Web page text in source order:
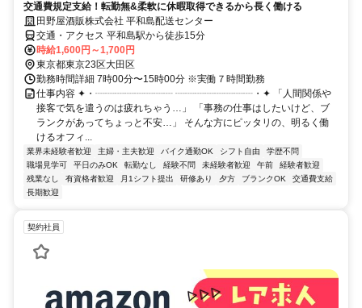
交通費規定支給！転勤無&柔軟に休暇取得できるから長く働ける
田野屋酒販株式会社 平和島配送センター
交通・アクセス 平和島駅から徒歩15分
時給1,600円～1,700円
東京都東京23区大田区
勤務時間詳細 7時00分〜15時00分 ※実働７時間勤務
仕事内容 ✦・┈┈┈┈┈┈┈┈ ┈┈┈┈┈┈┈┈・✦ 「人間関係や
接客で気を遣うのは疲れちゃう…」 「事務の仕事はしたいけど、ブ
ランクがあってちょっと不安…」 そんな方にピッタリの、明るく働
けるオフィ...
業界未経験者歓迎 主婦・主夫歓迎 バイク通勤OK シフト自由
学歴不問
職場見学可
平日のみOK 転勤なし 経験不問 未経験者歓迎 午前
経験者歓迎
残業なし
有資格者歓迎 月1シフト提出 研修あり 夕方 ブランクOK
交通費支給
長期歓迎
契約社員